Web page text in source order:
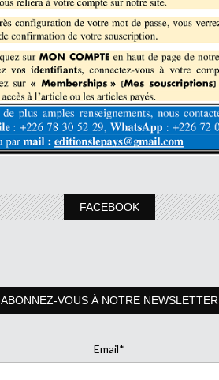
FACEBOOK
ABONNEZ-VOUS À NOTRE NEWSLETTER
Email*